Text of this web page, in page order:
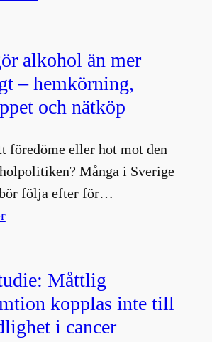
alkohol än mer
– hemkörning,
och nätköp
föredöme eller hot mot den
Många i Sverige
följa efter för…
Måttlig
kopplas inte till
i cancer